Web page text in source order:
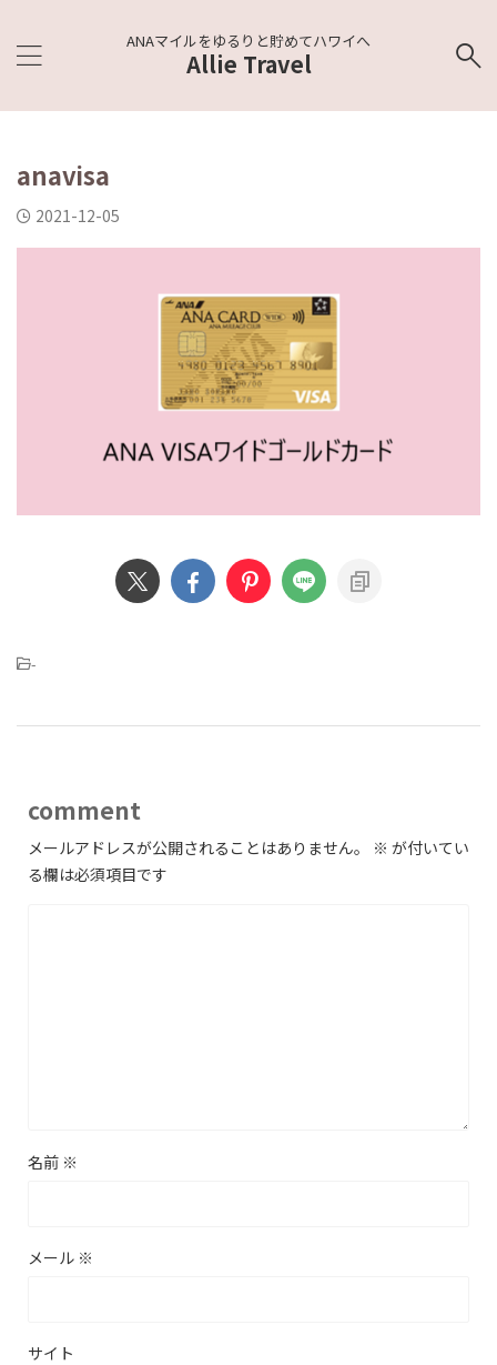
ANAマイルをゆるりと貯めてハワイへ
Allie Travel
anavisa
2021-12-05
-
comment
メールアドレスが公開されることはありません。 ※ が付いてい
る欄は必須項目です
名前 ※
メール ※
サイト